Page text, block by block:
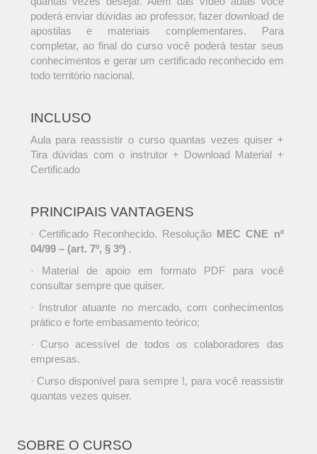
poderá enviar dúvidas ao professor, fazer download de
apostilas e materiais complementares. Para
completar, ao final do curso você poderá testar seus
conhecimentos e gerar um certificado reconhecido em
todo território nacional.
INCLUSO
Aula para reassistir o curso quantas vezes quiser +
Tira dúvidas com o instrutor + Download Material +
Certificado
PRINCIPAIS VANTAGENS
· Certificado Reconhecido. Resolução MEC CNE nº
04/99 – (art. 7º, § 3º) .
· Material de apoio em formato PDF para você
consultar sempre que quiser.
· Instrutor atuante no mercado, com conhecimentos
prático e forte embasamento teórico;
· Curso acessível de todos os colaboradores das
empresas.
· Curso disponível para sempre !, para você reassistir
quantas vezes quiser.
SOBRE O CURSO